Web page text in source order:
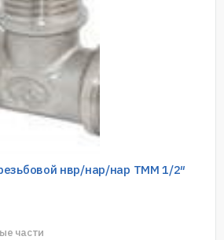
нвр/нар/нар TMM 1/2″
части